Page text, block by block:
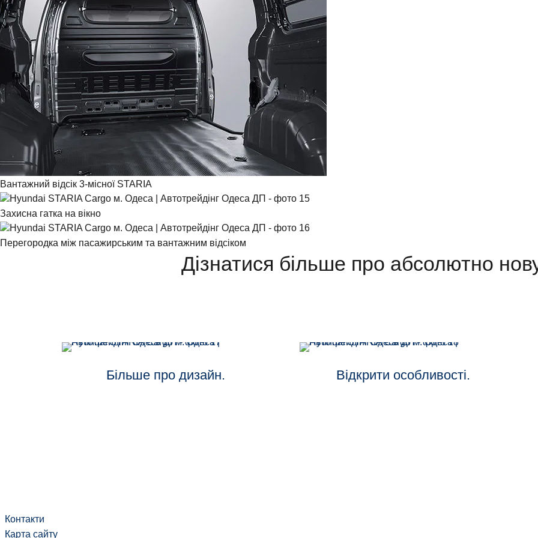
Вантажний відсік 3-місної STARIA
Захисна гатка на вікно
Перегородка між пасажирським та вантажним відсіком
Дізнатися більше про абсолютно
Більше про дизайн. Відкрити особливості.
Контакти
Карта сайту